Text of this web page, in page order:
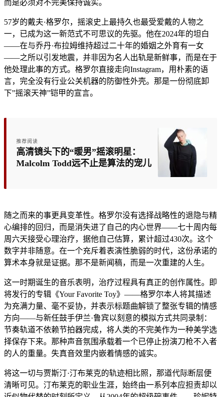
而是必须对不完美保持诚实。
57岁的戴夫·格罗尔，摇滚史上最持久也最受爱戴的人物之
一，已成为这一新范式不可思议的先驱。他在2024年的坦白
——在与乔丹·布拉姆维持超过二十年的婚姻之外育有一女
——之所以引发地震，并非因为名人出轨是新鲜事，而是在于
他处理此事的方式。格罗尔直接走向Instagram，用朴素的语
言，完全没有行业公关机器的防御性外壳。那是一份彻底卸
下”摇滚天神”铠甲的宣言。
推荐阅读
高清镜头下的“暖男”摇滚明星：
Malcolm Todd远不止是算法的宠儿
随之而来的事更具变革性。格罗尔没有选择战略性的退隐与精
心编排的回归，而是消失进了自己的内心世界——七十周内每
周六天接受心理治疗，据他自己估算，累计超过430次。这个
数字并非随意。在一个充斥着表演性脆弱的时代，这份承诺的
算术本身就是证据。那不是新闻稿，而是一次重建的人生。
这一时期诞生的音乐表明，治疗过程具有真正的创作属性。即
将发行的专辑《Your Favorite Toy》——格罗尔本人将其描述
为充满力量、毫不妥协，并表示标题曲解锁了整张专辑的情感
方向——与新任鼓手伊兰·鲁宾以刻意的模拟方式共同录制：
节奏轨道不依赖节拍器完成，将人类的不完美作为一种美学选
择保存下来。那种声音氛围承载着一个已停止扮演刀枪不入者
的人的重量。失真音效里内嵌着情感的诚实。
将这一切与贾斯汀·汀布莱克的轨迹相比照，那道代际断层便
清晰可见。汀布莱克的职业生涯，始终由一系列本应担责却以